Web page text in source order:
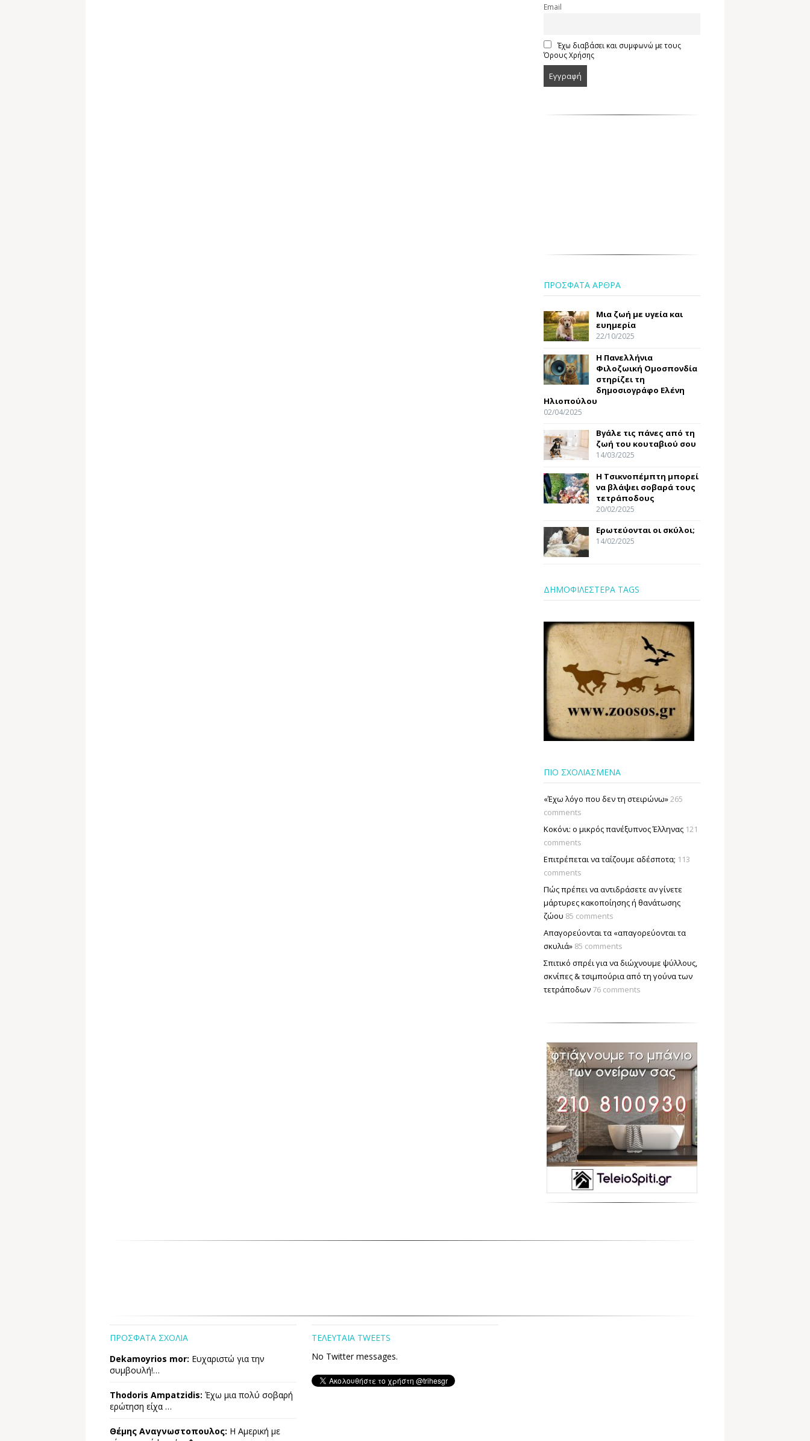
Email
Έχω διαβάσει και συμφωνώ με τους
Όρους Χρήσης
ΠΡΟΣΦΑΤΑ ΑΡΘΡΑ
Μια ζωή με υγεία και
ευημερία
22/10/2025
Η Πανελλήνια
Φιλοζωική Ομοσπονδία
στηρίζει τη
δημοσιογράφο Ελένη
Ηλιοπούλου
02/04/2025
Βγάλε τις πάνες από τη
ζωή του κουταβιού σου
14/03/2025
Η Τσικνοπέμπτη μπορεί
να βλάψει σοβαρά τους
τετράποδους
20/02/2025
Ερωτεύονται οι σκύλοι;
14/02/2025
ΔΗΜΟΦΙΛΕΣΤΕΡΑ TAGS
ΠΙΟ ΣΧΟΛΙΑΣΜΕΝΑ
«Έχω λόγο που δεν τη στειρώνω»265
comments
Κοκόνι: ο μικρός πανέξυπνος Έλληνας 121
comments
Επιτρέπεται να ταΐζουµε αδέσποτα; 113
comments
Πώς πρέπει να αντιδράσετε αν γίνετε
μάρτυρες κακοποίησης ή θανάτωσης
ζώου 85 comments
Απαγορεύονται τα «απαγορεύονται τα
σκυλιά» 85 comments
Σπιτικό σπρέι για να διώχνουμε ψύλλους,
σκνίπες & τσιμπούρια από τη γούνα των
τετράποδων 76 comments
ΠΡΟΣΦΑΤΑ ΣΧΟΛΙΑ
Dekamoyrios mor: Ευχαριστώ για την
συμβουλή!…
Thodoris Ampatzidis: Έχω μια πολύ σοβαρή
ερώτηση είχα …
Θέμης Αναγνωστοπουλος: Η Αμερική με
ΤΕΛΕΥΤΑΙΑ TWEETS
No Twitter messages.